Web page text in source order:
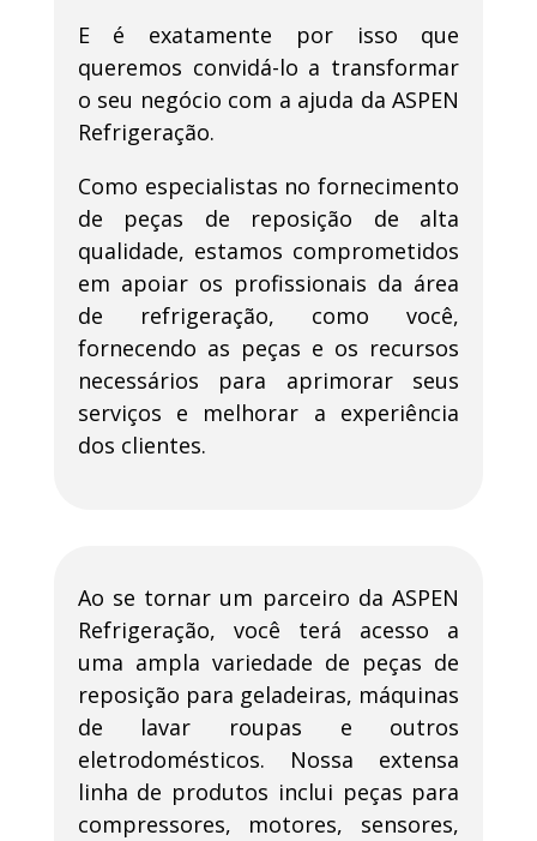
E é exatamente por isso que
queremos convidá-lo a transformar
o seu negócio com a ajuda da ASPEN
Refrigeração.
Como especialistas no fornecimento
de peças de reposição de alta
qualidade, estamos comprometidos
em apoiar os profissionais da área
de refrigeração, como você,
fornecendo as peças e os recursos
necessários para aprimorar seus
serviços e melhorar a experiência
dos clientes.
Ao se tornar um parceiro da ASPEN
Refrigeração, você terá acesso a
uma ampla variedade de peças de
reposição para geladeiras, máquinas
de lavar roupas e outros
eletrodomésticos. Nossa extensa
linha de produtos inclui peças para
compressores, motores, sensores,